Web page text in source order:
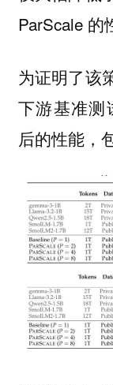
ParScale 的
为证明了该
下游基准测
后的性能，